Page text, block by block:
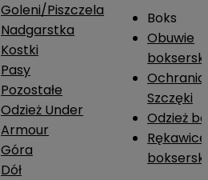
Goleni/Piszczela
Nadgarstka
Kostki
Pasy
Pozostałe
Odzież Under
Armour
Góra
Dół
Boks
Obuwie
Szczęki
Odzież
Rękawice